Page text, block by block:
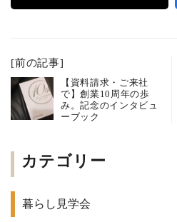
[前の記事]
【資料請求・ご来社
で】創業10周年の歩
み。記念のインタビュ
ーブック
カテゴリー
暮らし見学会